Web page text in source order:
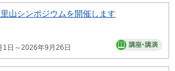
里山シンポジウムを開催します
1日～2026年9月26日